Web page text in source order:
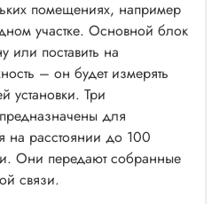
помещениях, например
участке. Основной блок
или поставить на
– он будет измерять
установки. Три
для
на расстоянии до 100
Они передают собранные
связи.